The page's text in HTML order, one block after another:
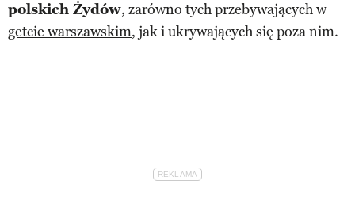
polskich Żydów, zarówno tych przebywających w
getcie warszawskim, jak i ukrywających się poza nim.